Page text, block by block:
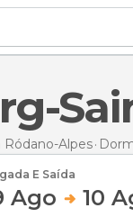
Alpes
E Saída
Ago 10